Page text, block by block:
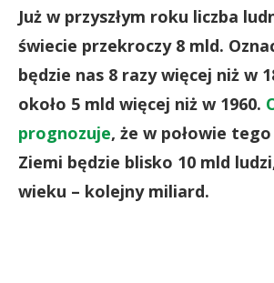
Już w przyszłym roku liczba
świecie przekroczy 8 mld.
będzie nas 8 razy więcej niż w
około 5 mld więcej niż w 1960.
prognozuje, że w połowie
Ziemi będzie blisko 10 mld
wieku – kolejny miliard.